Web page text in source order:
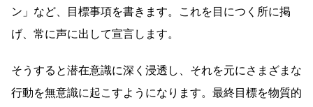
ン」など、目標事項を書きます。これを目につく所に掲
げ、常に声に出して宣言します。
そうすると潜在意識に深く浸透し、それを元にさまざまな
行動を無意識に起こすようになります。最終目標を物質的